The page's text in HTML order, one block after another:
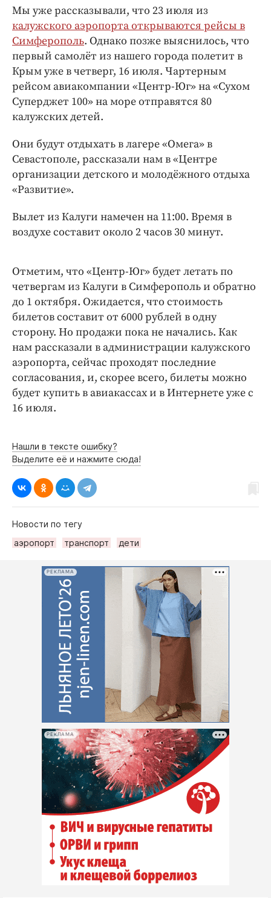
ПРОЕКТЫ
Блоги
Издания
Медиаперсона
Интересное чтиво
Клиника года
Бренд года
Работодатель года
Мы уже рассказывали, что 23 июля из
калужского аэропорта открываются рейсы в
Симферополь. Однако позже выяснилось, что
первый самолёт из нашего города полетит в
Крым уже в четверг, 16 июля. Чартерным
рейсом авиакомпании «Центр-Юг» на «Сухом
Суперджет 100» на море отправятся 80
калужских детей.
Они будут отдыхать в лагере «Омега» в
Севастополе, рассказали нам в «Центре
организации детского и молодёжного отдыха
«Развитие».
Вылет из Калуги намечен на 11:00. Время в
воздухе составит около 2 часов 30 минут.
Отметим, что «Центр-Юг» будет летать по
четвергам из Калуги в Симферополь и обратно
до 1 октября. Ожидается, что стоимость
билетов составит от 6000 рублей в одну
сторону. Но продажи пока не начались. Как
нам рассказали в администрации калужского
аэропорта, сейчас проходят последние
согласования, и, скорее всего, билеты можно
будет купить в авиакассах и в Интернете уже с
16 июля.
Нашли в тексте ошибку?
Выделите её и нажмите сюда!
Новости по тегу
аэропорт
транспорт дети
РЕКЛАМА
РЕКЛАМА